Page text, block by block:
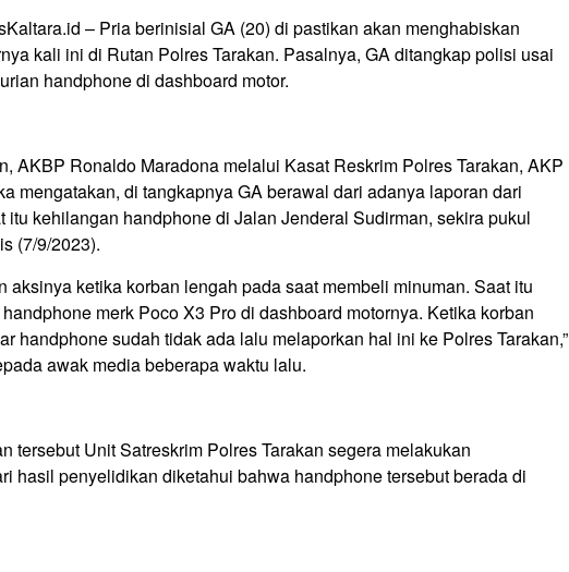
– Pria berinisial GA (20) di pastikan akan menghabiskan
kali ini di Rutan Polres Tarakan. Pasalnya, GA ditangkap polisi usai
handphone di dashboard motor.
AKBP Ronaldo Maradona melalui Kasat Reskrim Polres Tarakan, AKP
mengatakan, di tangkapnya GA berawal dari adanya laporan dari
itu kehilangan handphone di Jalan Jenderal Sudirman, sekira pukul
(7/9/2023).
aksinya ketika korban lengah pada saat membeli minuman. Saat itu
merk Poco X3 Pro di dashboard motornya. Ketika korban
handphone sudah tidak ada lalu melaporkan hal ini ke Polres Tarakan,”
awak media beberapa waktu lalu.
tersebut Unit Satreskrim Polres Tarakan segera melakukan
hasil penyelidikan diketahui bahwa handphone tersebut berada di